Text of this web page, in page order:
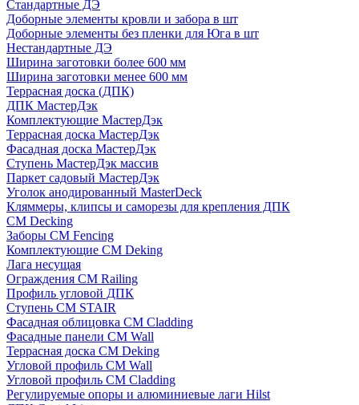
Стандартные ДЭ
Доборные элементы кровли и забора в шт
Доборные элементы без пленки для Юга в шт
Нестандартные ДЭ
Ширина заготовки более 600 мм
Ширина заготовки менее 600 мм
Террасная доска (ДПК)
ДПК МастерДэк
Комплектующие МастерДэк
Террасная доска МастерДэк
Фасадная доска МастерДэк
Ступень МастерДэк массив
Паркет садовый МастерДэк
Уголок анодированный MasterDeck
Кляммеры, клипсы и саморезы для крепления ДПК
CM Decking
Заборы CM Fencing
Комплектующие CM Deking
Лага несущая
Ограждения CM Railing
Профиль угловой ДПК
Ступень CM STAIR
Фасадная облицовка CM Cladding
Фасадные панели CM Wall
Террасная доска CM Deking
Угловой профиль CM Wall
Угловой профиль CM Cladding
Регулируемые опоры и алюминиевые лаги Hilst